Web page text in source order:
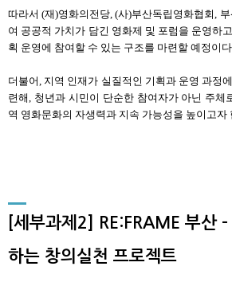
따라서(재)영화의전당, (사)부산독립영화협회,
여 공공적 가치가 담긴 영화제 및 포럼을 운영하
획 운영에 참여할 수 있는 구조를 마련할 예정이다
더불어, 지역 인재가 실질적인 기획과 운영 과정
련해, 청년과 시민이 단순한 참여자가 아닌 주체
역 영화문화의 자생력과 지속 가능성을 높이고자
[세부과제2] RE:FRAME 부산 -
하는 창의실천 프로젝트